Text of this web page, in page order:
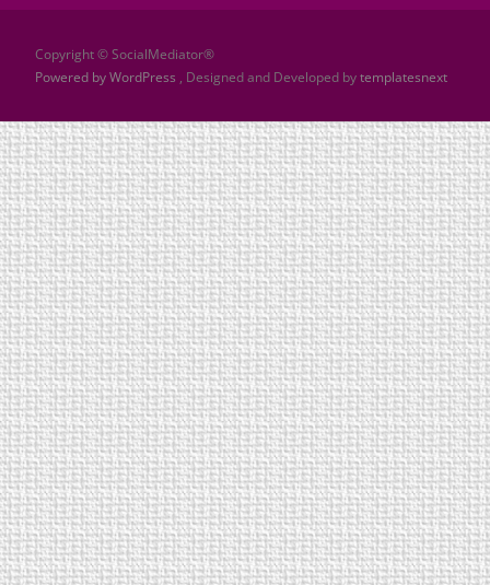
Copyright © SocialMediator®
Powered by WordPress , Designed and Developed bytemplatesnext